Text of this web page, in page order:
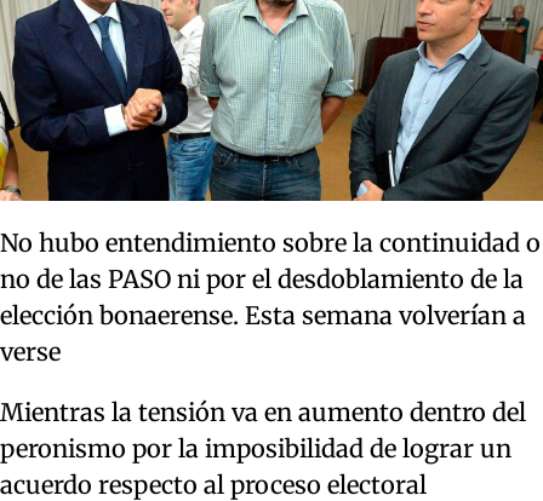
No hubo entendimiento sobre la continuidad o
no de las PASO ni por el desdoblamiento de la
elección bonaerense. Esta semana volverían a
verse
Mientras la tensión va en aumento dentro del
peronismo por la imposibilidad de lograr un
acuerdo respecto al proceso electoral